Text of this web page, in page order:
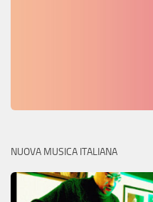
NUOVA MUSICA ITALIANA